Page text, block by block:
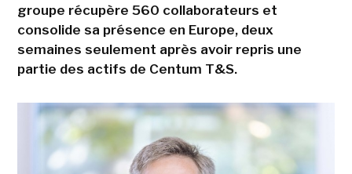
groupe récupère 560 collaborateurs et
consolide sa présence en Europe, deux
semaines seulement après avoir repris une
partie des actifs de Centum T&S.